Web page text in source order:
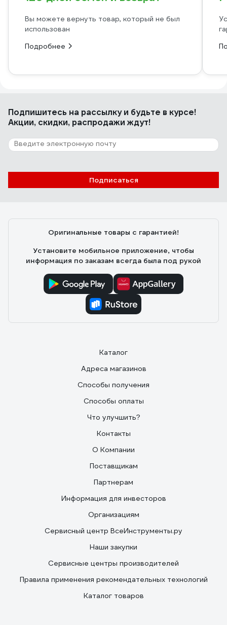
Вы можете вернуть товар, который не был
использован
Подробнее
Подпишитесь на рассылкуи будьте в курсе!
Акции, скидки, распродажи ждут!
Подписаться
Оригинальные товары с гарантией!
Установите мобильное приложение, чтобы
информация по заказам всегда была под рукой
Каталог
Адреса магазинов
Способы получения
Способы оплаты
Что улучшить?
Контакты
О Компании
Поставщикам
Партнерам
Информация для инвесторов
Организациям
Сервисный центр ВсеИнструменты.ру
Наши закупки
Сервисные центры производителей
Правила применения рекомендательных технологий
Каталог товаров